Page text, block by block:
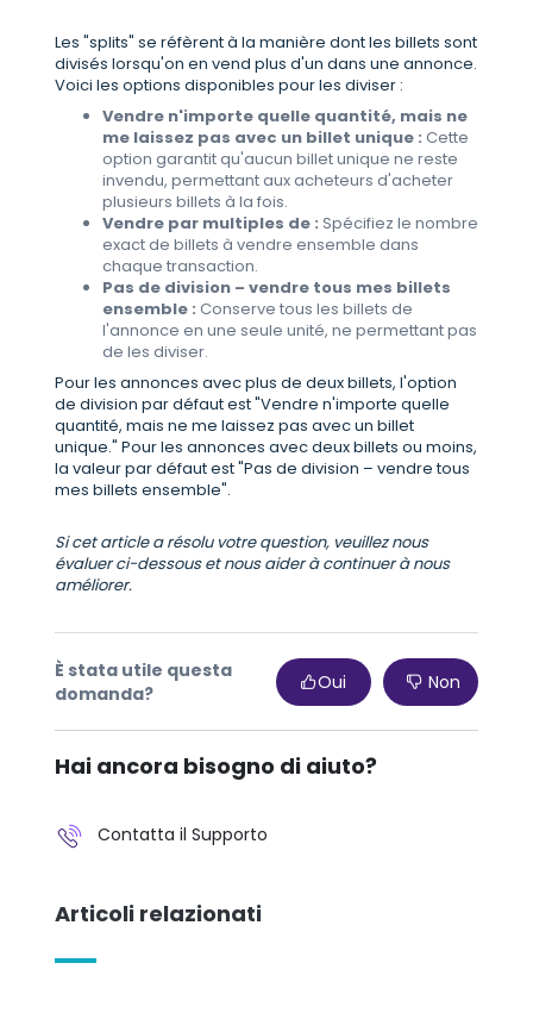
Les "splits" se réfèrent à la manière dont les billets sont
divisés lorsqu'on en vend plus d'un dans une annonce.
Voici les options disponibles pour les diviser :
Vendre n'importe quelle quantité, mais ne
me laissez pas avec un billet unique : Cette
option garantit qu'aucun billet unique ne reste
invendu, permettant aux acheteurs d'acheter
plusieurs billets à la fois.
Vendre par multiples de : Spécifiez le nombre
exact de billets à vendre ensemble dans
chaque transaction.
Pas de division – vendre tous mes billets
ensemble : Conserve tous les billets de
l'annonce en une seule unité, ne permettant pas
de les diviser.
Pour les annonces avec plus de deux billets, l'option
de division par défaut est "Vendre n'importe quelle
quantité, mais ne me laissez pas avec un billet
unique." Pour les annonces avec deux billets ou moins,
la valeur par défaut est "Pas de division – vendre tous
mes billets ensemble".
Si cet article a résolu votre question, veuillez nous
évaluer ci-dessous et nous aider à continuer à nous
améliorer.
È stata utile questa
domanda?
Oui Non
Hai ancora bisogno di aiuto?
Contatta il Supporto
Articoli relazionati